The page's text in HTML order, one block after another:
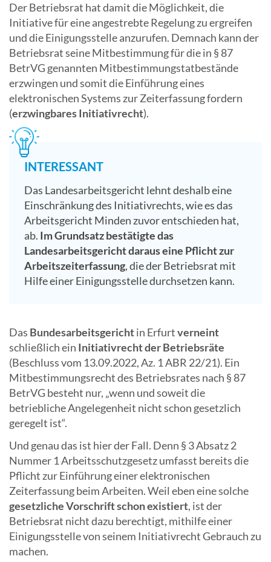
Der Betriebsrat hat damit die Möglichkeit, die
Initiative für eine angestrebte Regelung zu ergreifen
und die Einigungsstelle anzurufen. Demnach kann der
Betriebsrat seine Mitbestimmung für die in § 87
BetrVG genannten Mitbestimmungstatbestände
erzwingen und somit die Einführung eines
elektronischen Systems zur Zeiterfassung fordern
(erzwingbares Initiativrecht).
INTERESSANT
Das Landesarbeitsgericht lehnt deshalb eine
Einschränkung des Initiativrechts, wie es das
Arbeitsgericht Minden zuvor entschieden hat,
ab. Im Grundsatz bestätigte das
Landesarbeitsgericht daraus eine Pflicht zur
Arbeitszeiterfassung, die der Betriebsrat mit
Hilfe einer Einigungsstelle durchsetzen kann.
Das Bundesarbeitsgerichtin Erfurtverneint
schließlich ein Initiativrecht der Betriebsräte
(Beschluss vom 13.09.2022, Az. 1 ABR 22/21). Ein
Mitbestimmungsrecht des Betriebsrates nach § 87
BetrVG besteht nur, „wenn und soweit die
betriebliche Angelegenheit nicht schon gesetzlich
geregelt ist“.
Und genau das ist hier der Fall. Denn § 3 Absatz 2
Nummer 1 Arbeitsschutzgesetz umfasst bereits die
Pflicht zur Einführung einer elektronischen
Zeiterfassung beim Arbeiten. Weil eben eine solche
gesetzliche Vorschrift schon existiert, ist der
Betriebsrat nicht dazu berechtigt, mithilfe einer
Einigungsstelle von seinem Initiativrecht Gebrauch zu
machen.